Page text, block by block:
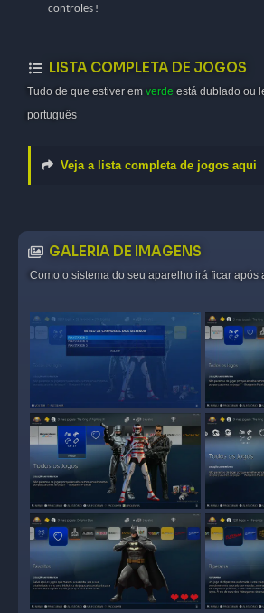
controles !
LISTA COMPLETA DE JOGOS
Tudo de que estiver em verde está dublado ou
português
Veja a lista completa de jogos aqui
GALERIA DE IMAGENS
Como o sistema do seu aparelho irá ficar após